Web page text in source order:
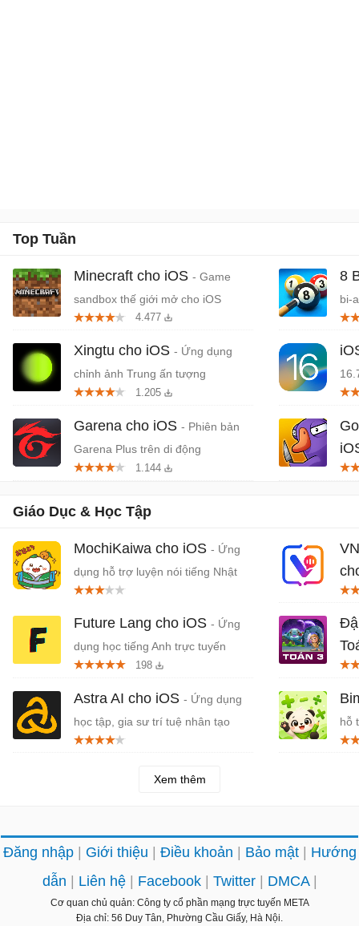
Top Tuần
Minecraft cho iOS - Game
sandbox thế giới mở cho iOS
4.477
Xingtu cho iOS - Ứng dụng
chỉnh ảnh Trung ấn tượng
1.205
Garena cho iOS - Phiên bản
Garena Plus trên di động
1.144
8
bi-
Giáo Dục & Học Tập
MochiKaiwa cho iOS - Ứng
dụng hỗ trợ luyện nói tiếng Nhật
chủ động
Future Lang cho iOS - Ứng
dụng học tiếng Anh trực tuyến
198
Astra AI cho iOS - Ứng dụng
học tập, gia sư trí tuệ nhân tạo
trợ
trợ
hỗ
Xem thêm
Đăng nhập Giới thiệu Điều khoản Bảo mật
Hướng
dẫn
Liên hệ Facebook Twitter DMCA
Cơ quan chủ quản: Công ty cổ phần mạng trực tuyến META
Địa chỉ: 56 Duy Tân, Phường Cầu Giấy, Hà Nội.